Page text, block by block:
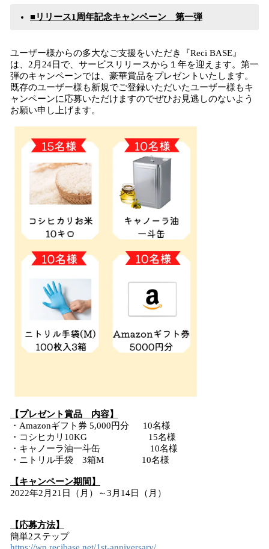
■リリース1周年記念キャンペーン 第一弾
ユーザー様からの多大なご支援をいただき『Reci BASE』
は、2月24日で、サービスリリースから１年を迎えます。第一
弾のキャンペーンでは、豪華賞品をプレゼントいたします。
既存のユーザー様も新規でご登録いただいたユーザー様もキ
ャンペーンに応募いただけますのでぜひお見逃しのないよう
お願い申し上げます。
【プレゼント賞品 内容】
・Amazonギフト券 5,000円分 10名様
・コシヒカリ10KG 15名様
・キャノーラ油⼀⽃缶 10名様
・ニトリル手袋 3箱M 10名様
【キャンペーン期間】
2022年2月21日（月）～3月14日（月）
【応募方法】
簡単2ステップ